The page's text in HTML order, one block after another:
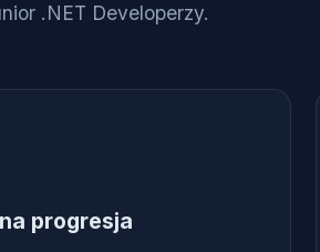
.NET Developerzy.
progresja